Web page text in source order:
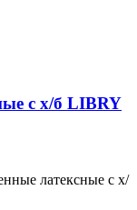
с х/б LIBRY
латексные с х/